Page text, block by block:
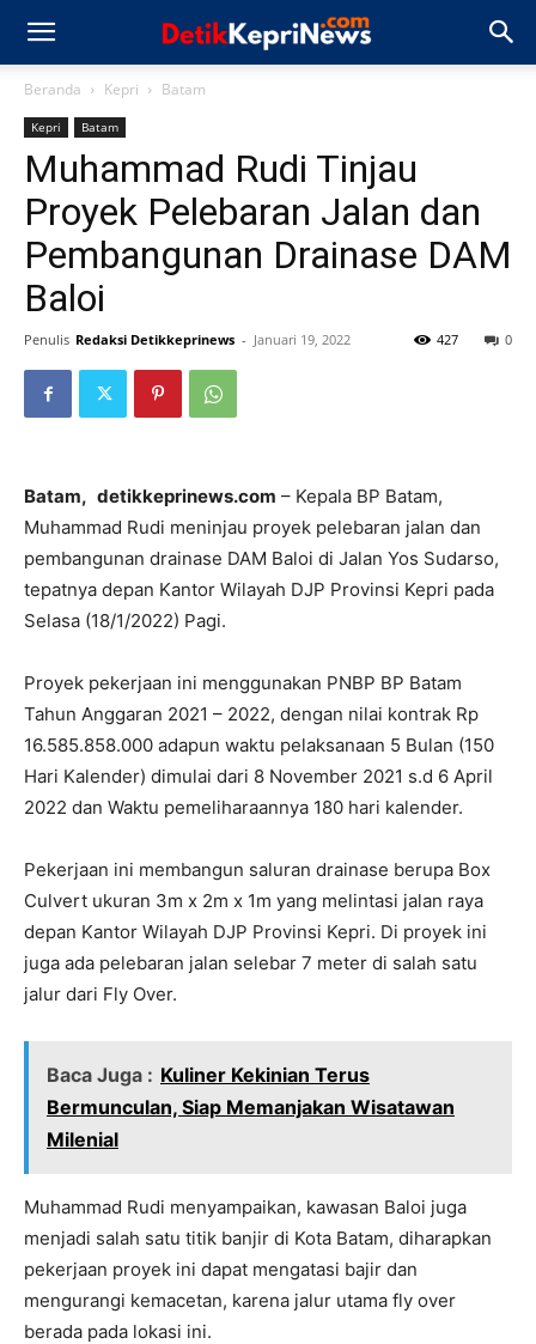
Beranda Kepri Batam
Kepri Batam
Muhammad Rudi Tinjau
Proyek Pelebaran Jalan dan
Pembangunan Drainase DAM
Baloi
Penulis Redaksi Detikkeprinews - Januari 19, 2022 0
427
Batam, detikkeprinews.com – Kepala BP Batam,
Muhammad Rudi meninjau proyek pelebaran jalan dan
pembangunan drainase DAM Baloi di Jalan Yos Sudarso,
tepatnya depan Kantor Wilayah DJP Provinsi Kepri pada
Selasa (18/1/2022) Pagi.
Proyek pekerjaan ini menggunakan PNBP BP Batam
Tahun Anggaran 2021 – 2022, dengan nilai kontrak Rp
16.585.858.000 adapun waktu pelaksanaan 5 Bulan (150
Hari Kalender) dimulai dari 8 November 2021 s.d 6 April
2022 dan Waktu pemeliharaannya 180 hari kalender.
Pekerjaan ini membangun saluran drainase berupa Box
Culvert ukuran 3m x 2m x 1m yang melintasi jalan raya
depan Kantor Wilayah DJP Provinsi Kepri. Di proyek ini
juga ada pelebaran jalan selebar 7 meter di salah satu
jalur dari Fly Over.
Baca Juga : Kuliner Kekinian Terus
Bermunculan, Siap Memanjakan Wisatawan
Milenial
Muhammad Rudi menyampaikan, kawasan Baloi juga
menjadi salah satu titik banjir di Kota Batam, diharapkan
pekerjaan proyek ini dapat mengatasi bajir dan
mengurangi kemacetan, karena jalur utama fly over
berada pada lokasi ini.